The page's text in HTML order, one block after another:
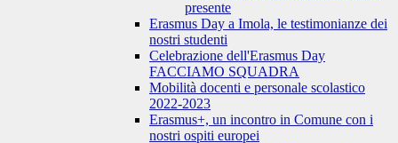
presente
Erasmus Day a Imola, le testimonianze dei
nostri studenti
Celebrazione dell'Erasmus Day
FACCIAMO SQUADRA
Mobilità docenti e personale scolastico
2022-2023
Erasmus+, un incontro in Comune con i
nostri ospiti europei